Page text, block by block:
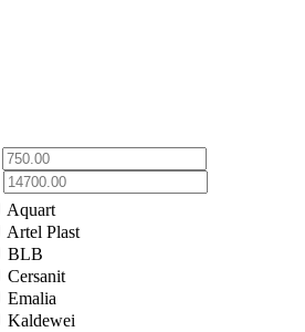
Aquart
Artel Plast
BLB
Cersanit
Emalia
Kaldewei